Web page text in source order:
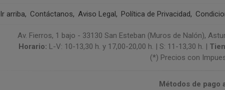
Ir arriba Contáctanos Aviso Legal Política de Privacidad
Av. Fierros, 1 bajo - 33130 San Esteban (Muros de Nalón),
Horario: L-V: 10-13,30 h. y 17,00-20,00 h. | S: 11-13,30 h. |
(*) Precios con
Métodos de pago